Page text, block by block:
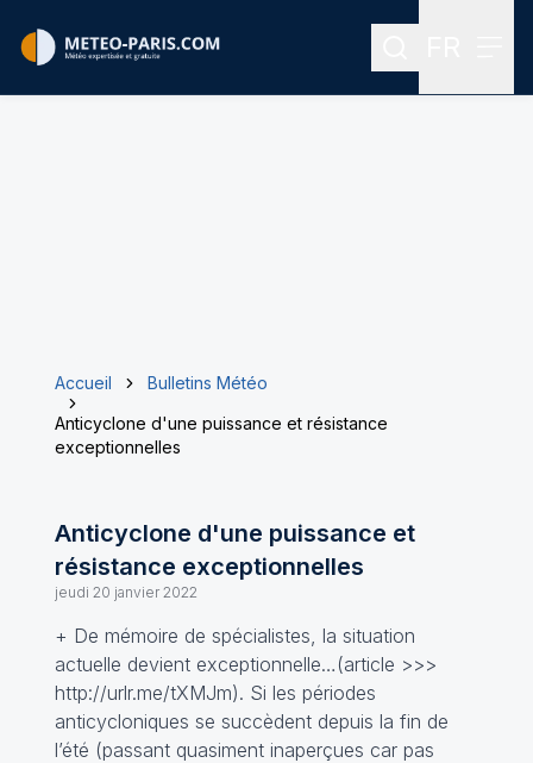
Rechercher
Accueil
Bulletins Météo
Anticyclone d'une puissance et résistance
exceptionnelles
Anticyclone d'une puissance et
résistance exceptionnelles
jeudi 20 janvier 2022
+ De mémoire de spécialistes, la situation
actuelle devient exceptionnelle…(article >>>
http://urlr.me/tXMJm). Si les périodes
anticycloniques se succèdent depuis la fin de
l’été (passant quasiment inaperçues car pas